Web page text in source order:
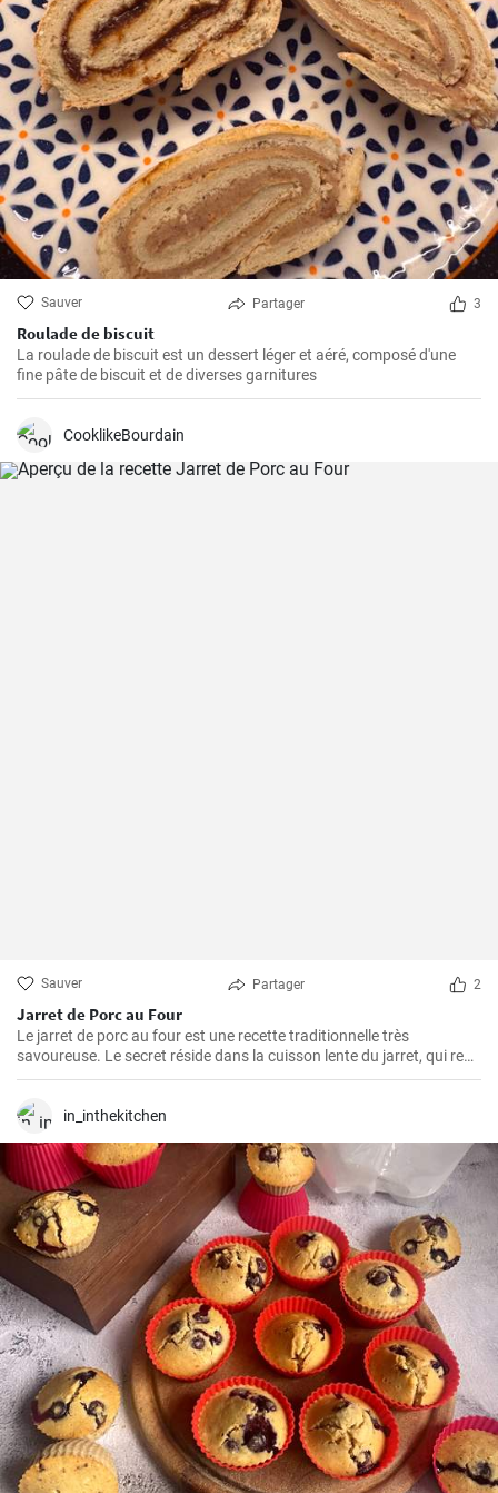
Sauver Partager 3
Roulade de biscuit
La roulade de biscuit est un dessert léger et aéré, composé d'une
fine pâte de biscuit et de diverses garnitures
CooklikeBourdain
Sauver Partager 2
Jarret de Porc au Four
Le jarret de porc au four est une recette traditionnelle très
savoureuse. Le secret réside dans la cuisson lente du jarret, qui rend
la viande juteuse et fondante en bouche. Suivez cette démarche
in_inthekitchen